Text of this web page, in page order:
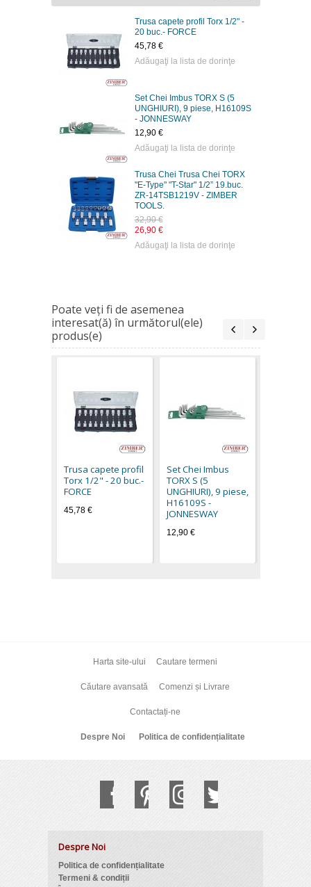
Trusa capete profil Torx 1/2" -
20 buc.- FORCE
45,78 €
Adăugaţi la lista de dorinţe
Set Chei Imbus TORX S (5
UNGHIURI), 9 piese, H16109S
- JONNESWAY
12,90 €
Adăugaţi la lista de dorinţe
Trusa Chei Trusa Chei TORX
"E-Type" "T-Star" 1/2” 19.buc.
ZR-14TSB1219V - ZIMBER
TOOLS.
32,90 €
26,90 €
Adăugaţi la lista de dorinţe
Poate veţi fi de asemenea
interesat(ă) în următorul(ele)
produs(e)
Trusa capete profil
Torx 1/2" - 20 buc.-
FORCE
45,78 €
Set Chei Imbus
TORX S (5
UNGHIURI), 9 piese,
H16109S -
JONNESWAY
12,90 €
Harta site-ului Cautare termeni
Căutare avansată Comenzi și Livrare
Contactați-ne
Despre Noi Politica de confidențialitate
Despre Noi
Politica de confidențialitate
Termeni & condiții